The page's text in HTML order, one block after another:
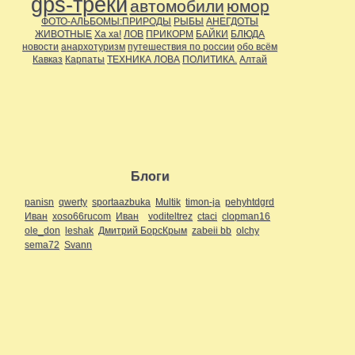
gps-треки автомобили юмор
ФОТО-АЛЬБОМЫ:ПРИРОДЫ РЫБЫ АНЕГДОТЫ
ЖИВОТНЫЕ Ха ха! ЛОВ ПРИКОРМ БАЙКИ БЛЮДА
новости анархотуризм путешествия по россии обо всём
Кавказ Карпаты ТЕХНИКА ЛОВА ПОЛИТИКА. Алтай
Блоги
panisn qwerty sportaazbuka Multik timon-ja pehyhtdgrd
Иван xoso66rucom Иван voditeltrez ctaci clopman16
ole_don leshak Дмитрий БорсКрым zabeii bb olchy
sema72 Svann